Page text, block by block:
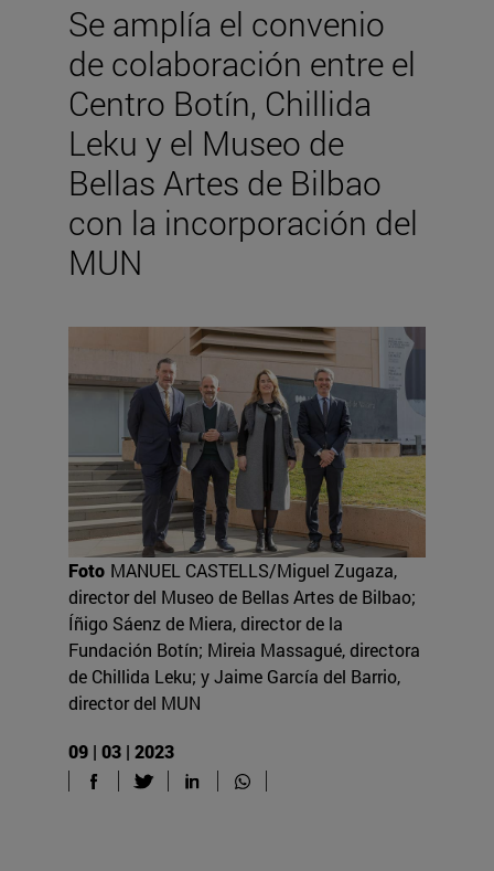
Se amplía el convenio
de colaboración entre el
Centro Botín, Chillida
Leku y el Museo de
Bellas Artes de Bilbao
con la incorporación del
MUN
Foto MANUEL CASTELLS/Miguel Zugaza,
director del Museo de Bellas Artes de Bilbao;
Íñigo Sáenz de Miera, director de la
Fundación Botín; Mireia Massagué, directora
de Chillida Leku; y Jaime García del Barrio,
director del MUN
09 | 03 | 2023